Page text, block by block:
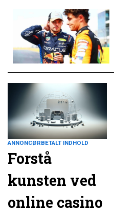
ANNONCØRBETALT INDHOLD
Forstå
kunsten ved
online casino